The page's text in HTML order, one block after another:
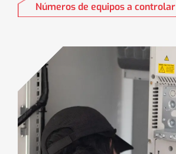
Números de equipos a controlar